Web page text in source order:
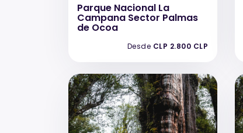
Parque Nacional La
Campana Sector Palmas
de Ocoa
Desde CLP 2.800 CLP